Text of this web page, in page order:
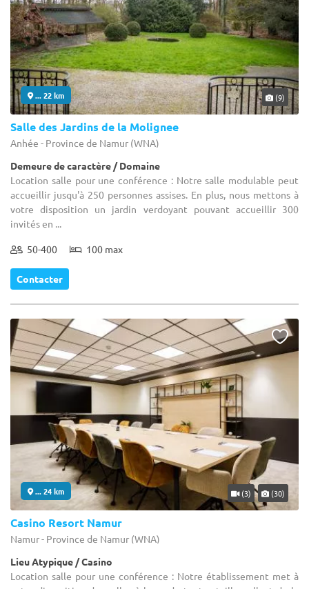
... 22 km (9)
Salle des Jardins de la Molignee
Anhée - Province de Namur (WNA)
Demeure de caractère / Domaine
Location salle pour une conférence : Notre salle modulable peut
accueillir jusqu'à 250 personnes assises. En plus, nous mettons à
votre disposition un jardin verdoyant pouvant accueillir 300
invités en ...
50-400 100 max
Contacter
... 24 km (3) (30)
Casino Resort Namur
Namur - Province de Namur (WNA)
Lieu Atypique / Casino
Location salle pour une conférence : Notre établissement met à